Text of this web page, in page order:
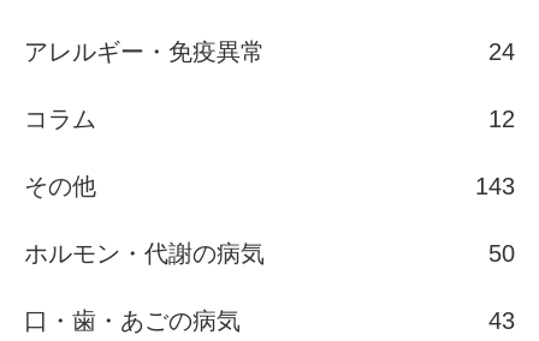
アレルギー・免疫異常 24
コラム 12
その他 143
ホルモン・代謝の病気 50
口・歯・あごの病気 43